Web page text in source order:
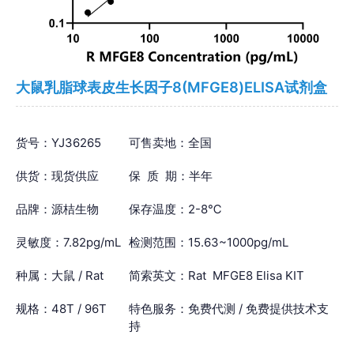
大鼠乳脂球表皮生长因子8(MFGE8)ELISA试剂盒
货号：YJ36265 可售卖地：全国
供货：现货供应 保 质 期：半年
品牌：源桔生物 保存温度：2-8℃
灵敏度：7.82pg/mL 检测范围：15.63~1000pg/mL
种属：大鼠 / Rat 简索英文：Rat MFGE8 Elisa KIT
规格：48T / 96T
特色服务：免费代测 / 免费提供技术支
持